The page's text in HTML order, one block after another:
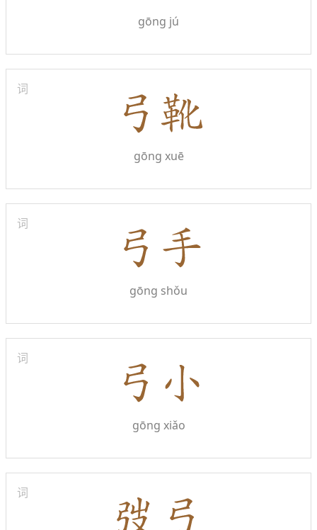
gōng jú
词
gōng xuē
词
gōng shǒu
词
gōng xiǎo
词